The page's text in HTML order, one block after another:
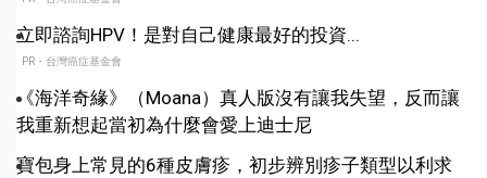
立即諮詢HPV！是對自己健康最好的投資...
PR・台灣癌症基金會
《海洋奇緣》（Moana）真人版沒有讓我失望，反而讓
我重新想起當初為什麼會愛上迪士尼
寶包身上常見的6種皮膚疹，初步辨別疹子類型以利求